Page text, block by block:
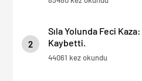
2
Sıla Yolunda Feci
Kaybetti.
44061 kez okundu